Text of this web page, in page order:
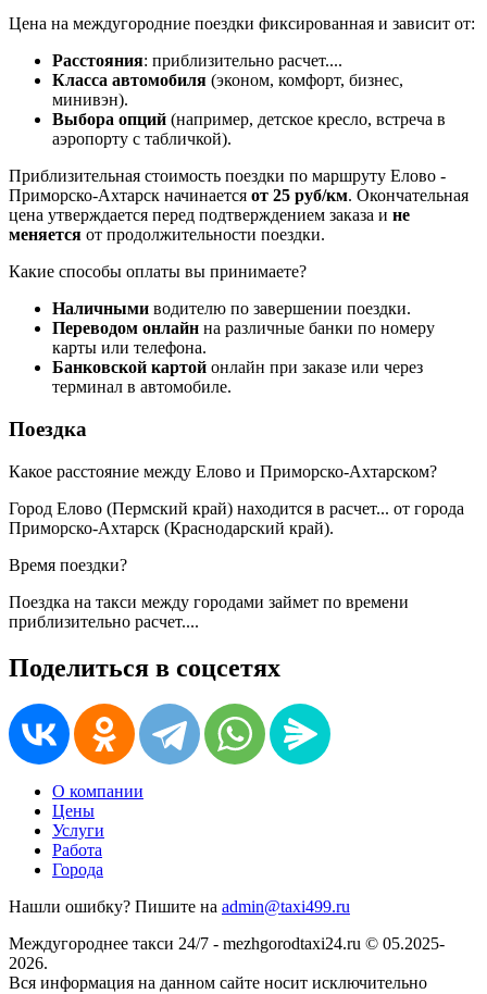
Цена на междугородние поездки фиксированная и зависит от:
Расстояния: приблизительно расчет....
Класса автомобиля (эконом, комфорт, бизнес,
минивэн).
Выбора опций (например, детское кресло, встреча в
аэропорту с табличкой).
Приблизительная стоимость поездки по маршруту Елово -
Приморско-Ахтарск начинается от 25 руб/км. Окончательная
цена утверждается перед подтверждением заказа и не
меняется от продолжительности поездки.
Какие способы оплаты вы принимаете?
Наличными водителю по завершении поездки.
Переводом онлайн на различные банки по номеру
карты или телефона.
Банковской картой онлайн при заказе или через
терминал в автомобиле.
Поездка
Какое расстояние между Елово и Приморско-Ахтарском?
Город Елово (Пермский край) находится в расчет... от города
Приморско-Ахтарск (Краснодарский край).
Время поездки?
Поездка на такси между городами займет по времени
приблизительно расчет....
Поделиться в соцсетях
О компании
Цены
Услуги
Работа
Города
Нашли ошибку? Пишите на admin@taxi499.ru
Междугороднее такси 24/7 - mezhgorodtaxi24.ru © 05.2025-
2026.
Вся информация на данном сайте носит исключительно